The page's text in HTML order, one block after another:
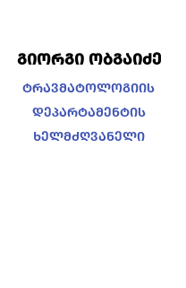
გიორგი ობგაიძე
ტრავმატოლოგიის
დეპარტამენტის
ხელმძღვანელი